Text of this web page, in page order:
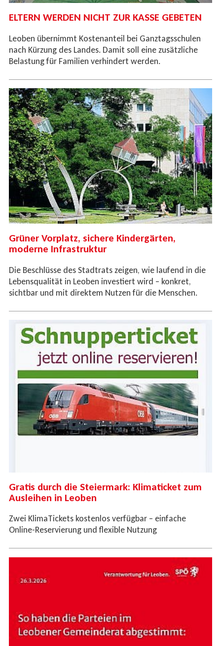
ELTERN WERDEN NICHT ZUR KASSE GEBETEN
Leoben übernimmt Kostenanteil bei Ganztagsschulen
nach Kürzung des Landes. Damit soll eine zusätzliche
Belastung für Familien verhindert werden.
Grüner Vorplatz, sichere Kindergärten,
moderne Infrastruktur
Die Beschlüsse des Stadtrats zeigen, wie laufend in die
Lebensqualität in Leoben investiert wird – konkret,
sichtbar und mit direktem Nutzen für die Menschen.
Gratis durch die Steiermark: Klimaticket zum
Ausleihen in Leoben
Zwei KlimaTickets kostenlos verfügbar – einfache
Online-Reservierung und flexible Nutzung